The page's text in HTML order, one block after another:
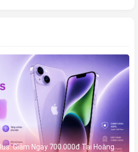
Giảm Ngay 700.000đ Tại Hoàng